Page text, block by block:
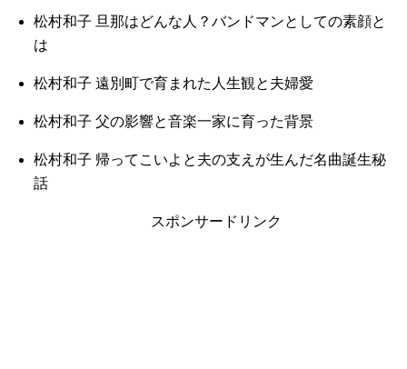
松村和子 旦那はどんな人？バンドマンとしての素顔と
は
松村和子 遠別町で育まれた人生観と夫婦愛
松村和子 父の影響と音楽一家に育った背景
松村和子 帰ってこいよと夫の支えが生んだ名曲誕生秘
話
スポンサードリンク